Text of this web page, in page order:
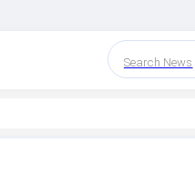
Search News